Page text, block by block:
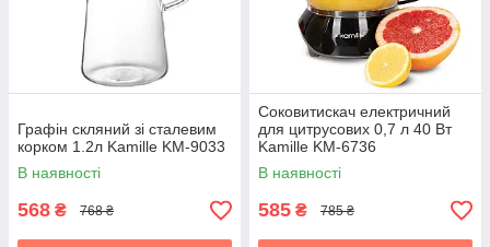
Графін скляний зі сталевим
корком 1.2л Kamille KM-9033
В наявності
568 ₴ 768 ₴
Соковитискач електричний
для цитрусових 0,7 л 40 Вт
Kamille KM-6736
В наявності
585 ₴ 785 ₴